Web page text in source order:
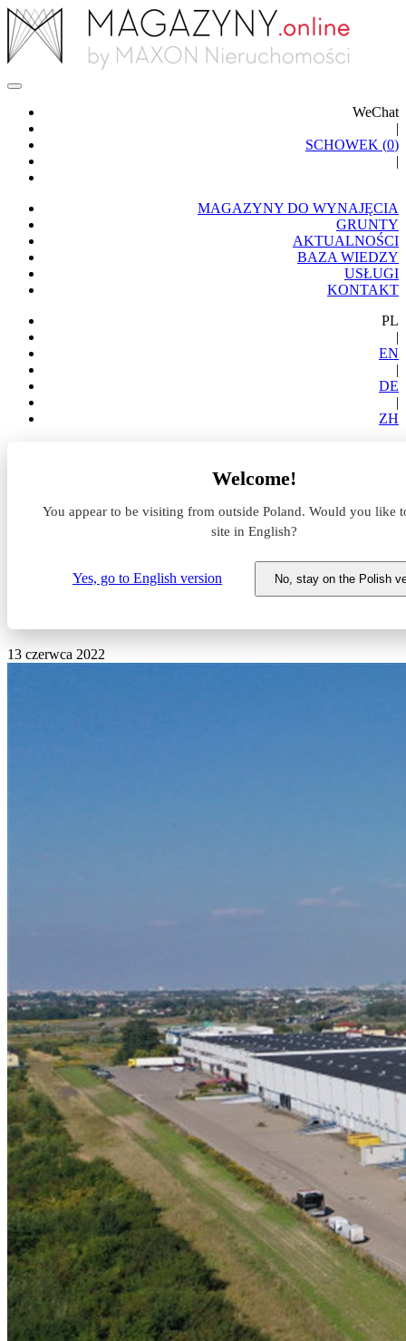
WeChat
|
SCHOWEK (0)
|
MAGAZYNY DO WYNAJĘCIA
GRUNTY
AKTUALNOŚCI
BAZA WIEDZY
USŁUGI
KONTAKT
PL
|
EN
|
DE
|
ZH
Welcome!
You appear to be visiting from outside Poland. Would you like
site in English?
Yes, go to English version No, stay on the Polish
Splash przedłużył i zwiększył powierzchnię najmu o 800
Splash przedłużył i zwiększył
powierzchnię najmu o 800
13 czerwca 2022